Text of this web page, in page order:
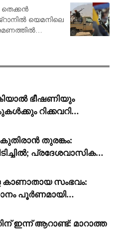
തെക്കൻ
യെമനിലെ
പേർക്ക്
ഭീഷണിയും
റിക്കവറി
തുരങ്കം:
പ്രദേശവാസികളും
കാണാതായ സംഭവം:
പൂർണമായി
ഫാ. യൂജിൻ
ഇന്ന് ആറാണ്ട്: മാറാത്ത